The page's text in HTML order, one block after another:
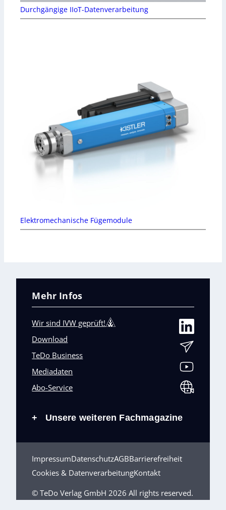
Durchgängige IIoT-Datenverarbeitung
Elektromechanische Fügemodule
Mehr Infos
Wir sind IVW geprüft!
Download
TeDo Business
Mediadaten
Abo-Service
+ Unsere weiteren Fachmagazine
ImpressumDatenschutzAGBBarrierefreiheit
Cookies & DatenverarbeitungKontakt
© TeDo Verlag GmbH 2026 All rights reserved.